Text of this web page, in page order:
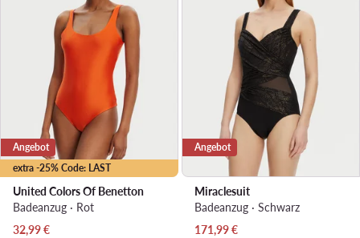
extra -25% Code: LAST
Angebot
United Colors Of Benetton
Badeanzug · Rot
Aktueller Preis
32,99€
Angebot
Miraclesuit
Badeanzug · Schwarz
Aktueller Preis
171,99€